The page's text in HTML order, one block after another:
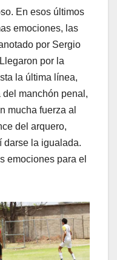
En esos últimos
emociones, las
por Sergio
por la
la última línea,
manchón penal,
mucha fuerza al
del arquero,
darse la igualada.
emociones para el